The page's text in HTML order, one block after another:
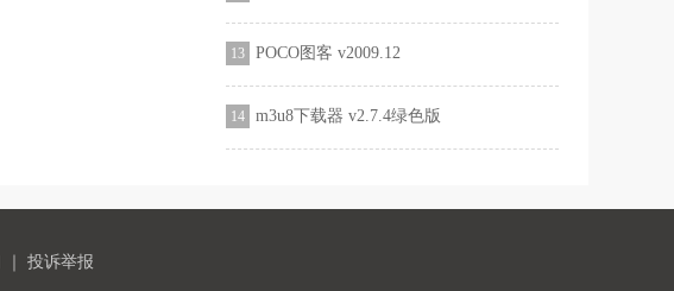
13 POCO图客 v2009.12
14 m3u8下载器 v2.7.4绿色版
投诉举报